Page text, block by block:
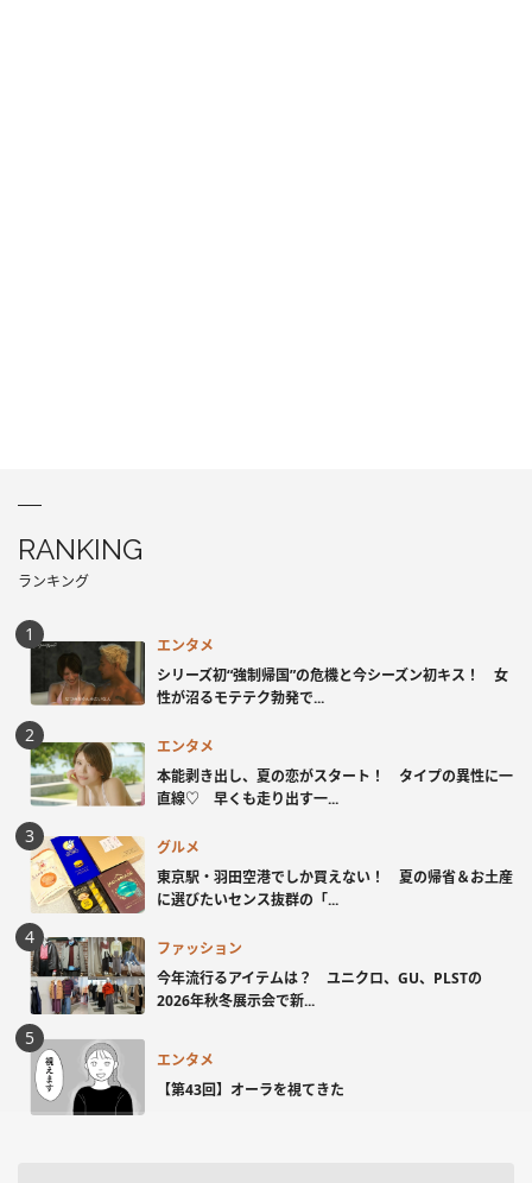
RANKING
ランキング
エンタメ
シリーズ初“強制帰国”の危機と今シーズン初キス！ 女
性が沼るモテテク勃発で...
エンタメ
本能剥き出し、夏の恋がスタート！ タイプの異性に一
直線♡ 早くも走り出す一...
グルメ
東京駅・羽田空港でしか買えない！ 夏の帰省＆お土産
に選びたいセンス抜群の「...
ファッション
今年流行るアイテムは？ ユニクロ、GU、PLSTの
2026年秋冬展示会で新...
エンタメ
【第43回】オーラを視てきた